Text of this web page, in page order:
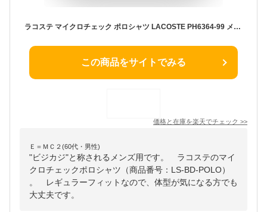
ラコステ マイクロチェック ポロシャツ LACOSTE PH6364-99 メンズ ボタンダウンポロ ビズポロ ビジネス ビジカジ 消臭・速乾・UVカット
この商品をサイトでみる
価格と在庫を楽天でチェック >>
Ｅ＝ＭＣ２(60代・男性)
"ビジカジ"と称されるメンズ用です。 ラコステのマイ
クロチェックポロシャツ（商品番号：LS-BD-POLO）
。 レギュラーフィットなので、体型が気になる方でも
大丈夫です。